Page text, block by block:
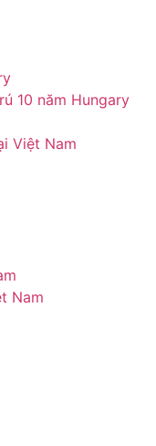
10 năm Hungary
Việt Nam
Nam